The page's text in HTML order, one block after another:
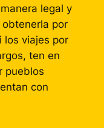
legal y
por
los viajes por
ten en
pueblos
con